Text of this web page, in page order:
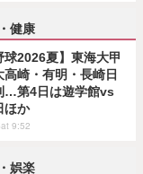
健康
球2026夏】東海大甲
高崎・有明・長崎日
…第4日は遊学館vs
ほか
9:52
娯楽